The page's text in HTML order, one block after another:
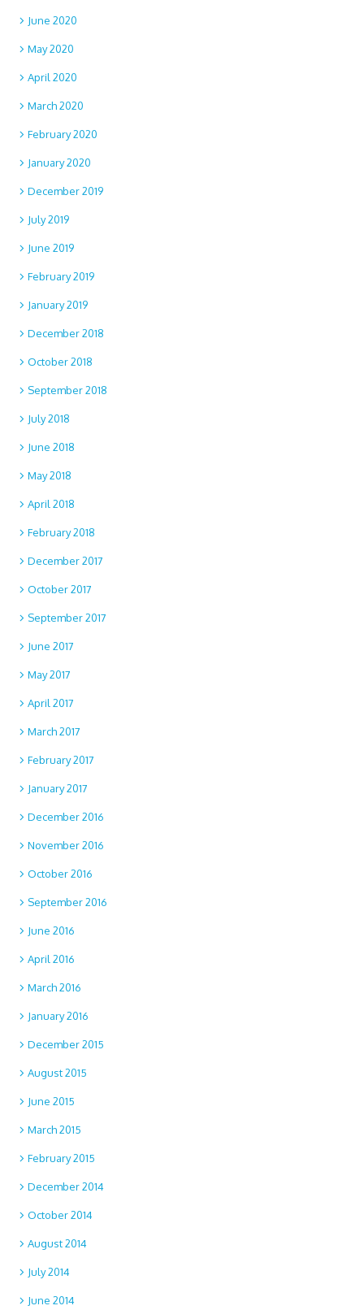
June 2020
May 2020
April 2020
March 2020
February 2020
January 2020
December 2019
July 2019
June 2019
February 2019
January 2019
December 2018
October 2018
September 2018
July 2018
June 2018
May 2018
April 2018
February 2018
December 2017
October 2017
September 2017
June 2017
May 2017
April 2017
March 2017
February 2017
January 2017
December 2016
November 2016
October 2016
September 2016
June 2016
April 2016
March 2016
January 2016
December 2015
August 2015
June 2015
March 2015
February 2015
December 2014
October 2014
August 2014
July 2014
June 2014